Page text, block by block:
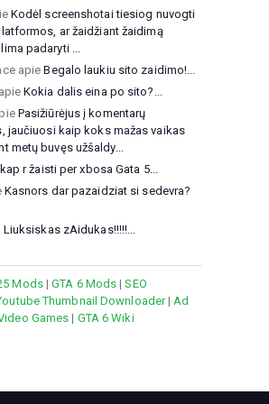
Kodėl screenshotai tiesiog nuvogti
ar žaidžiant žaidimą
padaryti ...
apieBegalo laukiu sito zaidimo!...
apieKokia dalis eina po sito?...
Pasižiūrėjus į komentarų
jaučiuosi kaip koks mažas vaikas
metų buvęs užšaldy...
kap r žaisti per xbosa Gata 5...
Kasnors dar pazaidziat si sedevra?
Liuksiskas zAidukas!!!!!...
Mods|GTA 6 Mods |SEO
Thumbnail Downloader| Ad
Games | GTA 6 Wiki